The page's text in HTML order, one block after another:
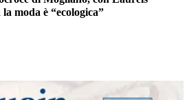
moda è “ecologica”